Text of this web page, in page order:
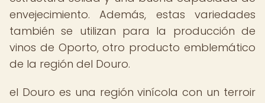
envejecimiento. Además, estas variedades
también se utilizan para la producción de
vinos de Oporto, otro producto emblemático
de la región del Douro.
el Douro es una región vinícola con un terroir